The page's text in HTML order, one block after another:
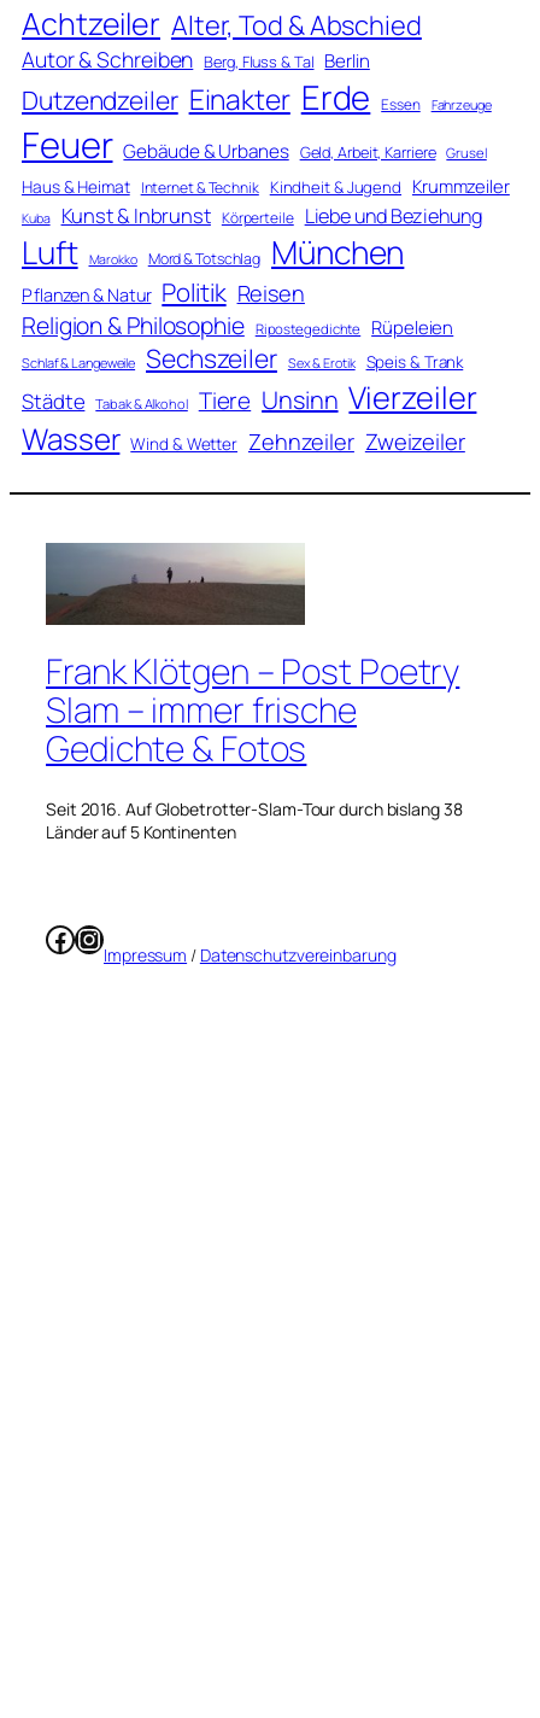
Achtzeiler Alter, Tod & Abschied
Autor & Schreiben Berg, Fluss & Tal Berlin
Dutzendzeiler Einakter Erde Essen Fahrzeuge
Feuer Gebäude & Urbanes Geld, Arbeit, Karriere Grusel
Haus & Heimat Internet & Technik Kindheit & Jugend Krummzeiler
Kuba Kunst & Inbrunst Körperteile Liebe und Beziehung
Luft Marokko Mord & Totschlag München
Pflanzen & Natur Politik Reisen
Religion & Philosophie Ripostegedichte Rüpeleien
Schlaf & Langeweile Sechszeiler Sex & Erotik Speis & Trank
Städte Tabak & Alkohol Tiere Unsinn Vierzeiler
Wasser Wind & Wetter Zehnzeiler Zweizeiler
Frank Klötgen – Post Poetry
Slam – immer frische
Gedichte & Fotos
Seit 2016. Auf Globetrotter-Slam-Tour durch bislang 38
Länder auf 5 Kontinenten
Facebook
Instagram
Impressum / Datenschutzvereinbarung